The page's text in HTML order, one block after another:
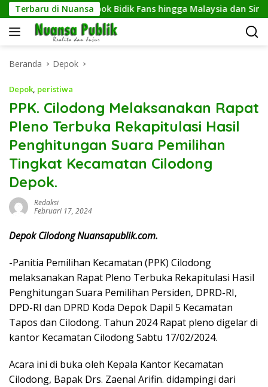
Langsung
ke
konten
Terbaru di Nuansa
Dari CFD Depok Bidik Fans hingga Malaysia dan Singapura
Beranda Depok
Depok, peristiwa
PPK. Cilodong Melaksanakan Rapat
Pleno Terbuka Rekapitulasi Hasil
Penghitungan Suara Pemilihan
Tingkat Kecamatan Cilodong
Depok.
Redaksi
Februari 17, 2024
Depok Cilodong Nuansapublik.com.
-Panitia Pemilihan Kecamatan (PPK) Cilodong
melaksanakan Rapat Pleno Terbuka Rekapitulasi Hasil
Penghitungan Suara Pemilihan Persiden, DPRD-RI,
DPD-RI dan DPRD Koda Depok Dapil 5 Kecamatan
Tapos dan Cilodong. Tahun 2024 Rapat pleno digelar di
kantor Kecamatan Cilodong Sabtu 17/02/2024.
Acara ini di buka oleh Kepala Kantor Kecamatan
Cilodong, Bapak Drs. Zaenal Arifin. didampingi dari